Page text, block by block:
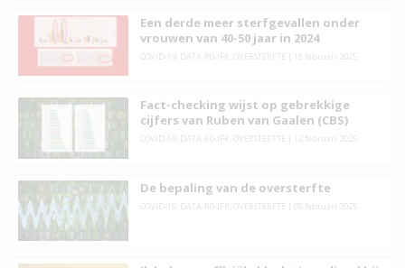
Een derde meer sterfgevallen onder
vrouwen van 40-50 jaar in 2024
COVID-19, DATA-R0-IFR OVERSTERFTE 18 februari 2025
Fact-checking wijst op gebrekkige
cijfers van Ruben van Gaalen (CBS)
COVID-19, DATA-R0-IFR OVERSTERFTE 12 februari 2025
De bepaling van de oversterfte
COVID-19, DATA-R0-IFR OVERSTERFTE 08 februari 2025